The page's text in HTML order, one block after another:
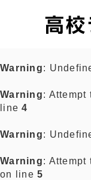
Warning:
Warning: Attempt
line4
Warning:
Warning: Attempt
on line5